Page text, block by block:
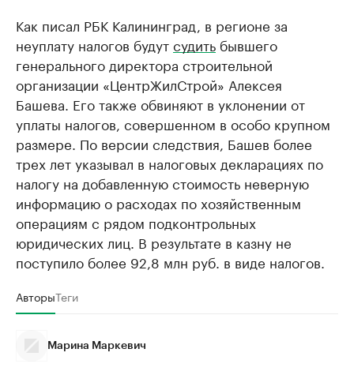
Как писал РБК Калининград, в регионе за
неуплату налогов будутсудить бывшего
генерального директора строительной
организации «ЦентрЖилСтрой» Алексея
Башева. Его также обвиняют в уклонении от
уплаты налогов, совершенном в особо крупном
размере. По версии следствия, Башев более
трех лет указывал в налоговых декларациях по
налогу на добавленную стоимость неверную
информацию о расходах по хозяйственным
операциям с рядом подконтрольных
юридических лиц. В результате в казну не
поступило более 92,8 млн руб. в виде налогов.
АвторыТеги
Марина Маркевич